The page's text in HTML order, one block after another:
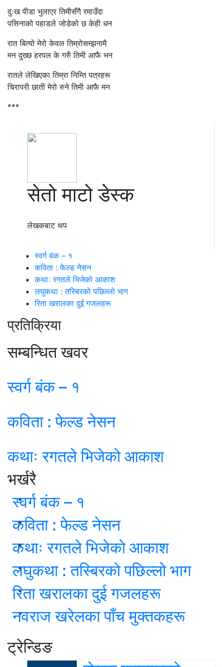
दुःख पीडा भुलाएर तिमीसँगै रमाउँदा
पसिनाको पहाडले जोडेको छ केही धन
रात बित्यो मेरो केवल तिम्रोसम्झनामै
मन दुख्छ हरपल के गरुँ तिमी आफै भन
रातले लेखिएका तिम्रा निम्ति पत्रहरू
चिरापरी छाती मेरो रुने तिमी आफै मन
***
सेतो माटो डेस्क
लेखकबाट थप
स्वर्ग बंक – १
कविता : फेल्ड नेसन
कथाः रगतले भिजेको आकाश
लघुकथा : तस्बिरको पछिल्लो भाग
रिता खरालका दुई गजलहरू
प्रतिक्रिया
सम्बन्धित खवर
स्वर्ग बंक – १
कविता : फेल्ड नेसन
कथाः रगतले भिजेको आकाश
भर्खरै
स्वर्ग बंक – १
कविता : फेल्ड नेसन
कथाः रगतले भिजेको आकाश
लघुकथा : तस्बिरको पछिल्लो भाग
रिता खरालका दुई गजलहरू
नवराज खरेलका पाँच मुक्तकहरू
ट्रेन्डिङ